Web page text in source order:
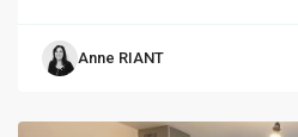
Anne RIANT